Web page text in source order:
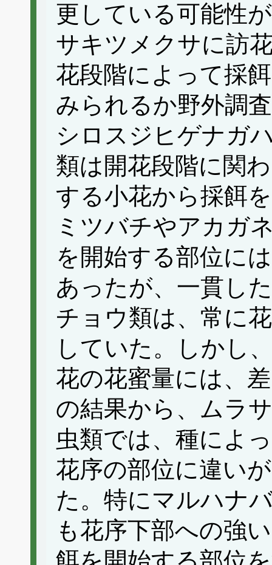
更している可能性
サキツメクサに訪
花段階によって採
みられるか野外調
シロスジヒゲナガ
類は開花段階に関
する小花から採餌
ミツバチやアカガ
を開始する部位に
あったが、一貫し
チョウ類は、常に
していた。しかし
花の花蜜量には、
の結果から、ムラ
虫類では、種によ
花序の部位に違い
た。特にマルハナ
も花序下部への強